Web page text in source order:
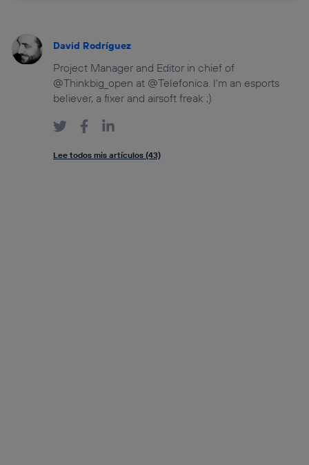
David Rodríguez
Project Manager and Editor in chief of
@Thinkbig_open at @Telefonica. I'm an esports
believer, a fixer and airsoft freak ;)
Lee todos mis artículos (43)